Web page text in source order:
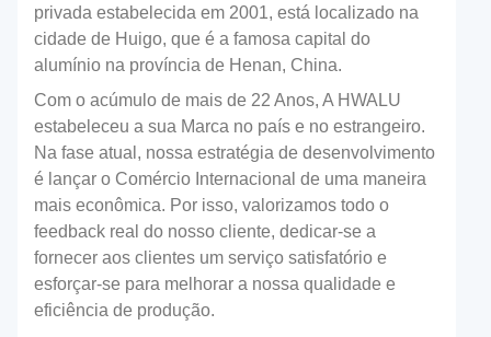
privada estabelecida em 2001, está localizado na
cidade de Huigo, que é a famosa capital do
alumínio na província de Henan, China.
Com o acúmulo de mais de 22 Anos, A HWALU
estabeleceu a sua Marca no país e no estrangeiro.
Na fase atual, nossa estratégia de desenvolvimento
é lançar o Comércio Internacional de uma maneira
mais econômica. Por isso, valorizamos todo o
feedback real do nosso cliente, dedicar-se a
fornecer aos clientes um serviço satisfatório e
esforçar-se para melhorar a nossa qualidade e
eficiência de produção.
Desbloqueando frescor: Explore a
versatilidade de 8011 Folha de alumínio
selável a quente para embalagens
flexíveis superiores